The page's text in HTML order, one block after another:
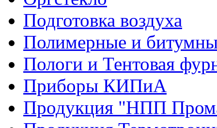
Подготовка воздуха
Полимерные и
Пологи и Тентовая
Приборы КИПиА
Продукция "НПП